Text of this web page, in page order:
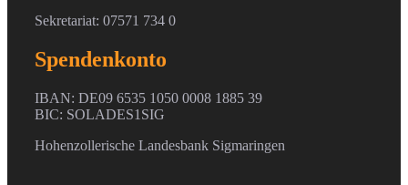
Sekretariat: 07571 734 0
Spendenkonto
IBAN: DE09 6535 1050 0008 1885 39
BIC: SOLADES1SIG
Hohenzollerische Landesbank Sigmaringen